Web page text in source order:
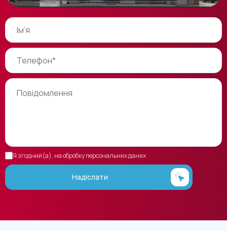
Я згодний(а), на обробку персональних даних
Надіслати